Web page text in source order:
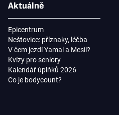
Aktuálně
Epicentrum
Neštovice: příznaky, léčba
V čem jezdí Yamal a Mesii?
Kvízy pro seniory
Kalendář úplňků 2026
Co je bodycount?